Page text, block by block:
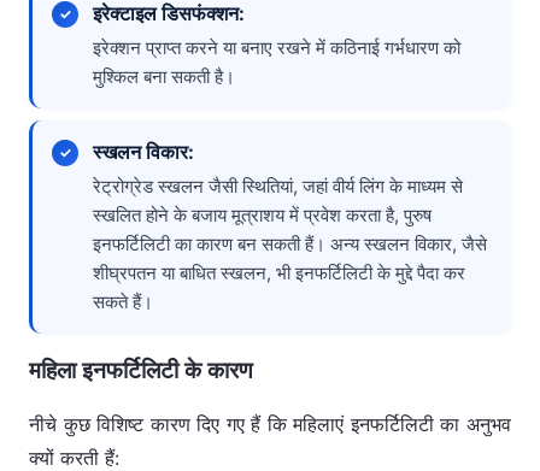
इरेक्टाइल डिसफंक्शन:
इरेक्शन प्राप्त करने या बनाए रखने में कठिनाई गर्भधारण को
मुश्किल बना सकती है।
स्खलन विकार:
रेट्रोग्रेड स्खलन जैसी स्थितियां, जहां वीर्य लिंग के माध्यम से
स्खलित होने के बजाय मूत्राशय में प्रवेश करता है, पुरुष
इनफर्टिलिटी का कारण बन सकती हैं। अन्य स्खलन विकार, जैसे
शीघ्रपतन या बाधित स्खलन, भी इनफर्टिलिटी के मुद्दे पैदा कर
सकते हैं।
महिला इनफर्टिलिटी के कारण
नीचे कुछ विशिष्ट कारण दिए गए हैं कि महिलाएं इनफर्टिलिटी का अनुभव
क्यों करती हैं: